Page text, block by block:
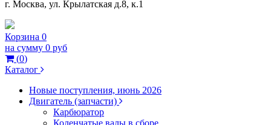
г. Москва, ул. Крылатская д.8, к.1
Корзина 0
на сумму 0 руб
(0)
Каталог
Новые поступления, июнь 2026
Двигатель (запчасти)
Карбюратор
Коленчатые валы в сборе